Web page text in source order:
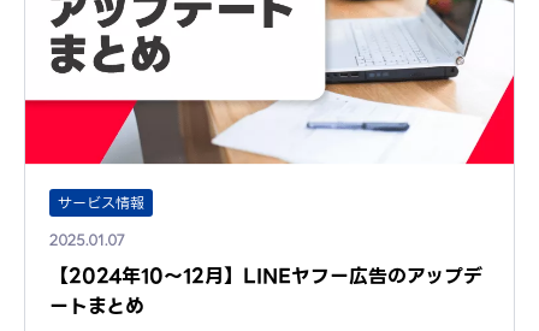
サービス情報
2025.01.07
【2024年10～12月】LINEヤフー広告のアップデ
ートまとめ